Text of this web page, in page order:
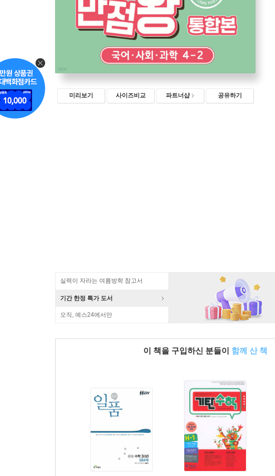
미리보기 사이즈비교 파트너샵 공유하기
실력이 자라는 여름방학 참고서
기간 한정 특가 도서
오직, 예스24에서만
이 책을 구입하신 분들이 함께 산 책